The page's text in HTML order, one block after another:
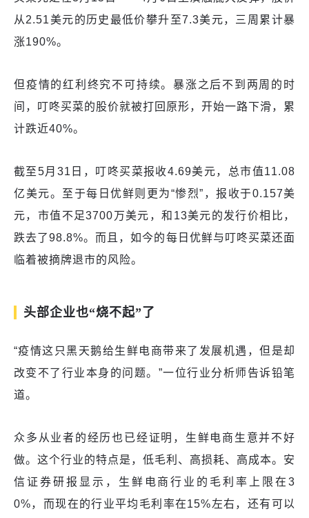
从2.51美元的历史最低价攀升至7.3美元，三周累计暴
涨190%。
但疫情的红利终究不可持续。暴涨之后不到两周的时
间，叮咚买菜的股价就被打回原形，开始一路下滑，累
计跌近40%。
截至5月31日，叮咚买菜报收4.69美元，总市值11.08
亿美元。至于每日优鲜则更为“惨烈”，报收于0.157美
元，市值不足3700万美元，和13美元的发行价相比，
跌去了98.8%。而且，如今的每日优鲜与叮咚买菜还面
临着被摘牌退市的风险。
头部企业也“烧不起”了
“疫情这只黑天鹅给生鲜电商带来了发展机遇，但是却
改变不了行业本身的问题。”一位行业分析师告诉铅笔
道。
众多从业者的经历也已经证明，生鲜电商生意并不好
做。这个行业的特点是，低毛利、高损耗、高成本。安
信证券研报显示，生鲜电商行业的毛利率上限在3
0%，而现在的行业平均毛利率在15%左右，还有可以